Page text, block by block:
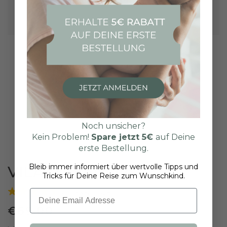
VILAVIT Female
Regulärer
€ 69.00
Noch unsicher?
Kein Problem! Spare jetzt 5€ auf Deine
erste Bestellung.
Bleib immer informiert über wertvolle Tipps und
Tricks für Deine Reise zum Wunschkind.
Email